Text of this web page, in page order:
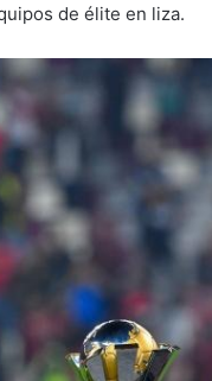
de élite en liza.